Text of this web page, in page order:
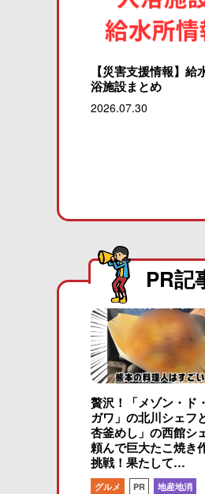
【災害支援情報】給
浴施設まとめ
2026.07.30
PR記
贅沢！「メゾン・ド
ガワ」の北川シェフ
杏釜めし」の西館シ
頼んで巨大たこ焼き
挑戦！果たして…
グルメ PR 地産地消